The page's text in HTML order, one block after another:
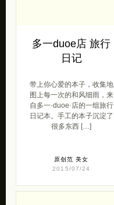
多一duoe店 旅行
日记
带上你心爱的本子，收集地
图上每一次的和风细雨，来
自多一·duoe·店的一组旅行
日记本。手工的本子沉淀了
很多东西 […]
原创范 美女
2015/07/24